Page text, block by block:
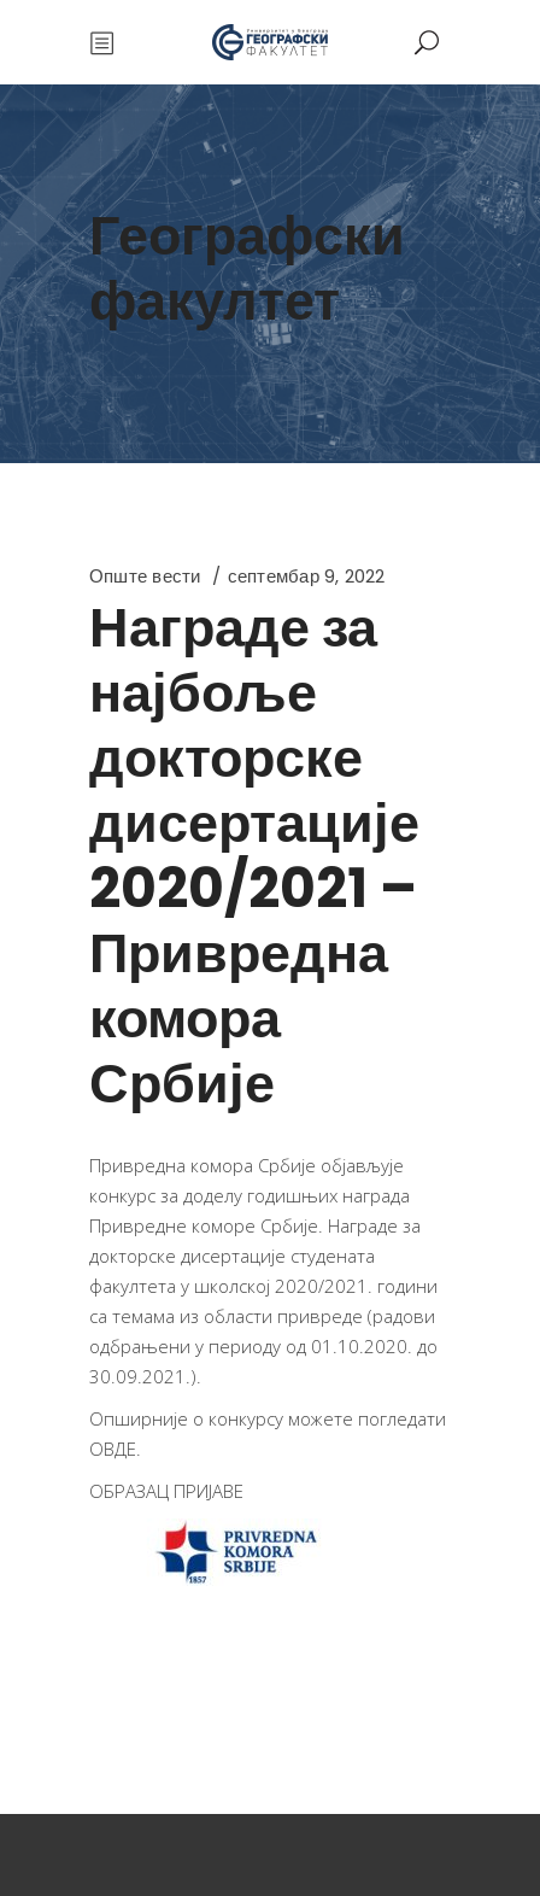
Географски
факултет
Опште вести септембар 9, 2022
Награде за
најбоље
докторске
дисертације
2020/2021 –
Привредна
комора
Србије
Привредна комора Србије објављује
конкурс за доделу годишњих награда
Привредне коморе Србије. Награде за
докторске дисертације студената
факултета у школској 2020/2021. години
са темама из области привреде (радови
одбрањени у периоду од 01.10.2020. до
30.09.2021.).
Опширније о конкурсу можете погледати
ОВДЕ.
ОБРАЗАЦ ПРИЈАВЕ